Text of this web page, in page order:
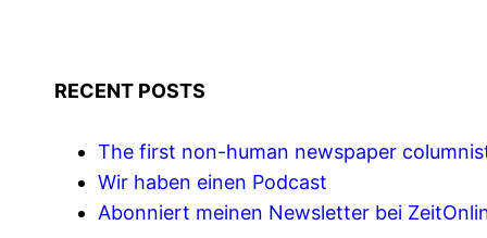
RECENT POSTS
The first non-human newspaper
Wir haben einen Podcast
Abonniert meinen Newsletter bei